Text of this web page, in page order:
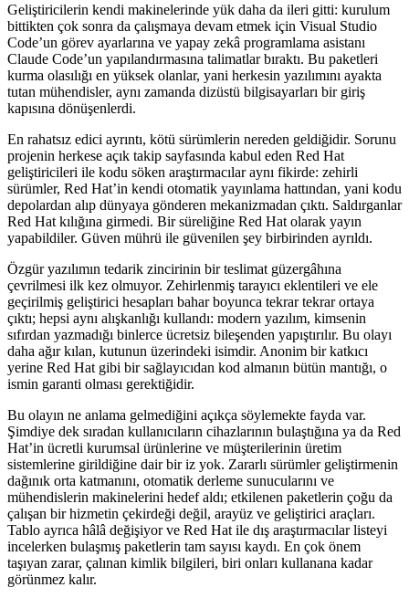
Geliştiricilerin kendi makinelerinde yük daha da ileri gitti: kurulum
bittikten çok sonra da çalışmaya devam etmek için Visual Studio
Code’un görev ayarlarına ve yapay zekâ programlama asistanı
Claude Code’un yapılandırmasına talimatlar bıraktı. Bu paketleri
kurma olasılığı en yüksek olanlar, yani herkesin yazılımını ayakta
tutan mühendisler, aynı zamanda dizüstü bilgisayarları bir giriş
kapısına dönüşenlerdi.
En rahatsız edici ayrıntı, kötü sürümlerin nereden geldiğidir. Sorunu
projenin herkese açık takip sayfasında kabul eden Red Hat
geliştiricileri ile kodu söken araştırmacılar aynı fikirde: zehirli
sürümler, Red Hat’in kendi otomatik yayınlama hattından, yani kodu
depolardan alıp dünyaya gönderen mekanizmadan çıktı. Saldırganlar
Red Hat kılığına girmedi. Bir süreliğine Red Hat olarak yayın
yapabildiler. Güven mührü ile güvenilen şey birbirinden ayrıldı.
Özgür yazılımın tedarik zincirinin bir teslimat güzergâhına
çevrilmesi ilk kez olmuyor. Zehirlenmiş tarayıcı eklentileri ve ele
geçirilmiş geliştirici hesapları bahar boyunca tekrar tekrar ortaya
çıktı; hepsi aynı alışkanlığı kullandı: modern yazılım, kimsenin
sıfırdan yazmadığı binlerce ücretsiz bileşenden yapıştırılır. Bu olayı
daha ağır kılan, kutunun üzerindeki isimdir. Anonim bir katkıcı
yerine Red Hat gibi bir sağlayıcıdan kod almanın bütün mantığı, o
ismin garanti olması gerektiğidir.
Bu olayın ne anlama gelmediğini açıkça söylemekte fayda var.
Şimdiye dek sıradan kullanıcıların cihazlarının bulaştığına ya da Red
Hat’in ücretli kurumsal ürünlerine ve müşterilerinin üretim
sistemlerine girildiğine dair bir iz yok. Zararlı sürümler geliştirmenin
dağınık orta katmanını, otomatik derleme sunucularını ve
mühendislerin makinelerini hedef aldı; etkilenen paketlerin çoğu da
çalışan bir hizmetin çekirdeği değil, arayüz ve geliştirici araçları.
Tablo ayrıca hâlâ değişiyor ve Red Hat ile dış araştırmacılar listeyi
incelerken bulaşmış paketlerin tam sayısı kaydı. En çok önem
taşıyan zarar, çalınan kimlik bilgileri, biri onları kullanana kadar
görünmez kalır.